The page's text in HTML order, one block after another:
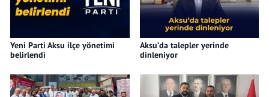
Yeni Parti Aksu ilçe yönetimi
belirlendi
Aksu’da talepler yerinde
dinleniyor